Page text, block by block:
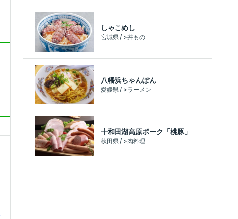
しゃこめし
宮城県 / >丼もの
八幡浜ちゃんぽん
愛媛県 / >ラーメン
十和田湖高原ポーク「桃豚」
秋田県 / >肉料理